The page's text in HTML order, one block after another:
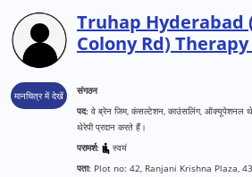
मानचित्र में देखें
Truhap Hyderabad
Colony Rd)
संगठन
पद: वे ब्रेन जिम, कंसल्टेशन, काउंसलिंग, ऑक्यूपेशनल
थेरेपी प्रदान करते हैं।
परामर्श:
स्वयं
पता: Plot no: 42, Ranjani Krishna Plaza,